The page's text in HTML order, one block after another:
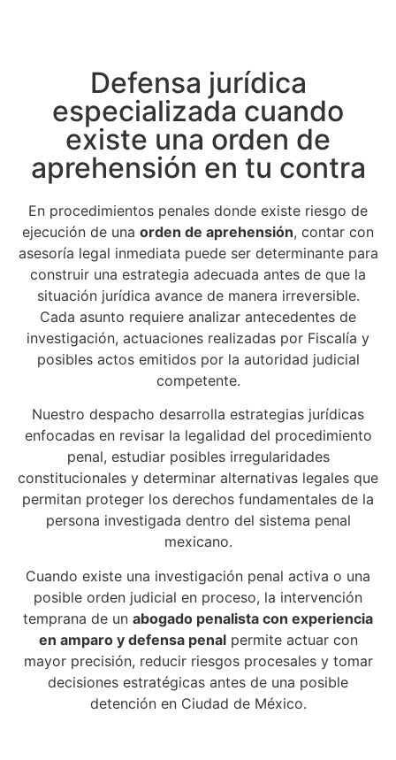
Defensa jurídica
especializada cuando
existe una orden de
aprehensión en tu contra
En procedimientos penales donde existe riesgo de
ejecución de una orden de aprehensión, contar con
asesoría legal inmediata puede ser determinante para
construir una estrategia adecuada antes de que la
situación jurídica avance de manera irreversible.
Cada asunto requiere analizar antecedentes de
investigación, actuaciones realizadas por Fiscalía y
posibles actos emitidos por la autoridad judicial
competente.
Nuestro despacho desarrolla estrategias jurídicas
enfocadas en revisar la legalidad del procedimiento
penal, estudiar posibles irregularidades
constitucionales y determinar alternativas legales que
permitan proteger los derechos fundamentales de la
persona investigada dentro del sistema penal
mexicano.
Cuando existe una investigación penal activa o una
posible orden judicial en proceso, la intervención
temprana de un abogado penalista con experiencia
en amparo y defensa penalpermite actuar con
mayor precisión, reducir riesgos procesales y tomar
decisiones estratégicas antes de una posible
detención en Ciudad de México.